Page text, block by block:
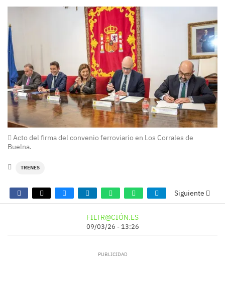
Acto del firma del convenio ferroviario en Los Corrales de
Buelna.
TRENES
Siguiente
FILTR@CIÓN.ES
09/03/26 - 13:26